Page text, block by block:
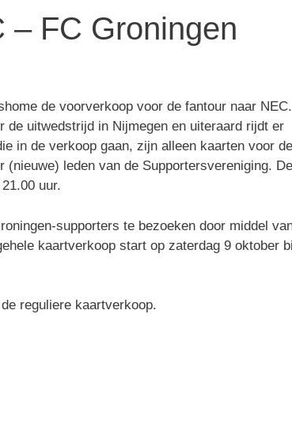
– FC Groningen
de voorverkoop voor de fantour naar NEC.
de uitwedstrijd in Nijmegen en uiteraard rijdt er
in de verkoop gaan, zijn alleen kaarten voor de
leden van de Supportersvereniging. De
uur.
supporters te bezoeken door middel
kaartverkoop start op zaterdag 9 oktober
reguliere kaartverkoop.